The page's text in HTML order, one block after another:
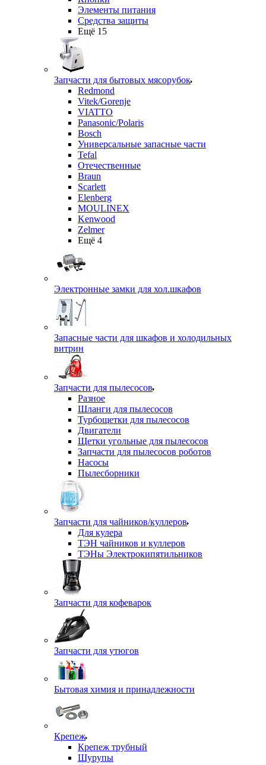
Элементы питания
Средства защиты
Ещё 15
Запчасти для бытовых мясорубок
Redmond
Vitek/Gorenje
VIATTO
Panasonic/Polaris
Bosch
Универсальные запасные части
Tefal
Отечественные
Braun
Scarlett
Elenberg
MOULINEX
Kenwood
Zelmer
Ещё 4
Электронные замки для хол.шкафов
Запасные части для шкафов и холодильных
витрин
Запчасти для пылесосов
Разное
Шланги для пылесосов
Турбощетки для пылесосов
Двигатели
Щетки угольные для пылесосов
Запчасти для пылесосов роботов
Насосы
Пылесборники
Запчасти для чайников/куллеров
Для кулера
ТЭН чайников и куллеров
ТЭНы Электрокипятильников
Запчасти для кофеварок
Запчасти для утюгов
Бытовая химия и принадлежности
Крепеж
Крепеж трубный
Шурупы